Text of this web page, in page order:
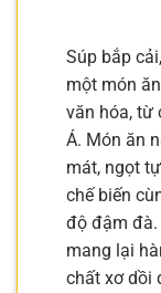
Súp bắp
một món
văn hóa, từ
Á. Món ăn
mát, ngọt
chế biến
độ đậm đà.
mang lại
chất xơ dồi